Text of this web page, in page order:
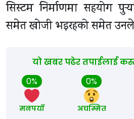
सिस्टम निर्माणमा सहयोग
समेत खोजी भइरहको समेत
यो खबर पढेर तपाईलाई
0%
मनपर्यो
0%
अचम्मित